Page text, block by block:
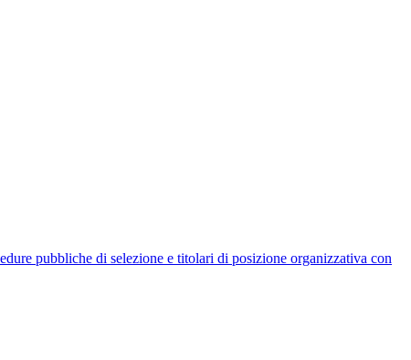
pubbliche di selezione e titolari di posizione organizzativa con